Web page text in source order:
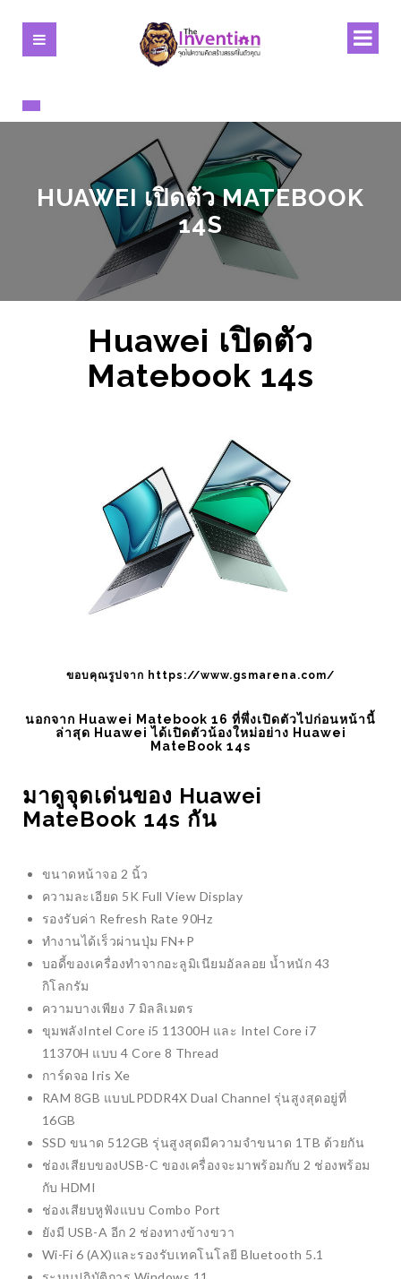
HUAWEI เปิดตัว MATEBOOK
14S
Huawei เปิดตัว
Matebook 14s
ขอบคุณรูปจาก https://www.gsmarena.com/
นอกจาก Huawei Matebook 16 ที่พึ่งเปิดตัวไปก่อนหน้านี้
ล่าสุด Huawei ได้เปิดตัวน้องใหม่อย่าง Huawei
MateBook 14s
มาดูจุดเด่นของ Huawei
MateBook 14s กัน
ขนาดหน้าจอ 2 นิ้ว
ความละเอียด 5K Full View Display
รองรับค่า Refresh Rate 90Hz
ทำงานได้เร็วผ่านปุ่ม FN+P
บอดี้ของเครื่องทำจากอะลูมิเนียมอัลลอย น้ำหนัก 43
กิโลกรัม
ความบางเพียง 7 มิลลิเมตร
ขุมพลังIntel Core i5 11300H และ Intel Core i7
11370H แบบ 4 Core 8 Thread
การ์ดจอ Iris Xe
RAM 8GB แบบLPDDR4X Dual Channel รุ่นสูงสุดอยู่ที่
16GB
SSD ขนาด 512GB รุ่นสูงสุดมีความจำขนาด 1TB ด้วยกัน
ช่องเสียบของUSB-C ของเครื่องจะมาพร้อมกับ 2 ช่องพร้อม
กับ HDMI
ช่องเสียบหูฟังแบบ Combo Port
ยังมี USB-A อีก 2 ช่องทางข้างขวา
Wi-Fi 6 (AX)และรองรับเทคโนโลยี Bluetooth 5.1
PROJECT